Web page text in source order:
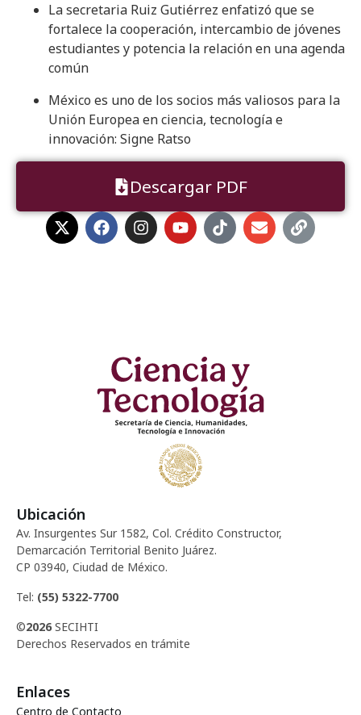
La secretaria Ruiz Gutiérrez enfatizó que se
fortalece la cooperación, intercambio de jóvenes
estudiantes y potencia la relación en una agenda
común
México es uno de los socios más valiosos para la
Unión Europea en ciencia, tecnología e
innovación: Signe Ratso
Descargar PDF
Ubicación
Av. Insurgentes Sur 1582, Col. Crédito Constructor,
Demarcación Territorial Benito Juárez.
CP 03940, Ciudad de México.
Tel: (55) 5322-7700
©2026 SECIHTI
Derechos Reservados en trámite
Enlaces
Centro de Contacto